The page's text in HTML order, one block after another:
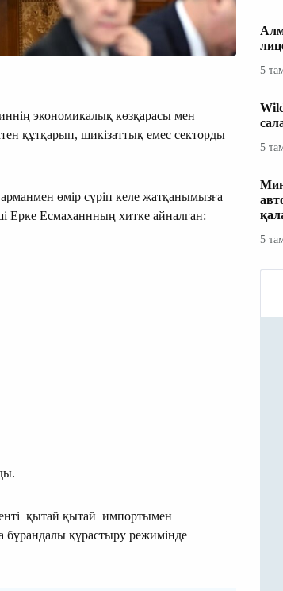
экономикалық көзқарасы мен
құтқарып, шикізаттық емес секторды
арманмен өмір сүріп келе жатқанымызға
Ерке Есмаханнның хитке айналган:
қытай қытай импортымен
бұрандалы құрастыру режимінде
5
5
5